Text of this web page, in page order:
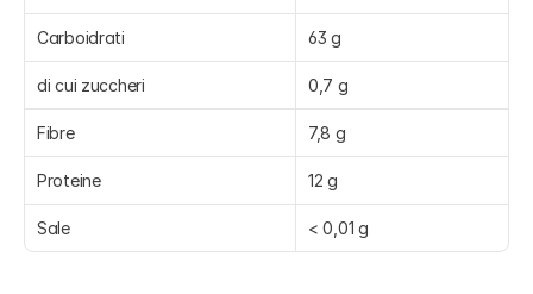
Carboidrati 63 g
di cui zuccheri 0,7 g
Fibre 7,8 g
Proteine 12 g
Sale < 0,01 g